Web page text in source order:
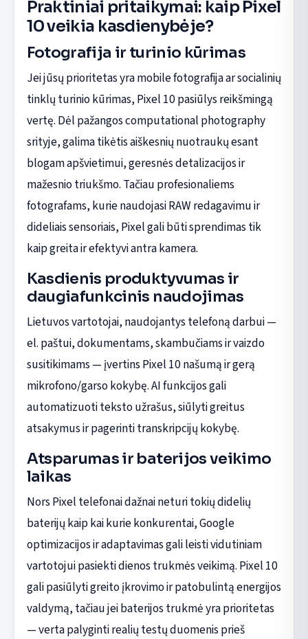
Praktiniai pritaikymai: kaip Pixel
10 veikia kasdienybėje?
Fotografija ir turinio kūrimas
Jei jūsų prioritetas yra mobile fotografija ar socialinių
tinklų turinio kūrimas, Pixel 10 pasiūlys reikšmingą
vertę. Dėl pažangos computational photography
srityje, galima tikėtis aiškesnių nuotraukų esant
blogam apšvietimui, geresnės detalizacijos ir
mažesnio triukšmo. Tačiau profesionaliems
fotografams, kurie naudojasi RAW redagavimu ir
dideliais sensoriais, Pixel gali būti sprendimas tik
kaip greita ir efektyvi antra kamera.
Kasdienis produktyvumas ir
daugiafunkcinis naudojimas
Lietuvos vartotojai, naudojantys telefoną darbui —
el. paštui, dokumentams, skambučiams ir vaizdo
susitikimams — įvertins Pixel 10 našumą ir gerą
mikrofono/garso kokybę. AI funkcijos gali
automatizuoti teksto užrašus, siūlyti greitus
atsakymus ir pagerinti transkripcijų kokybę.
Atsparumas ir baterijos veikimo
laikas
Nors Pixel telefonai dažnai neturi tokių didelių
baterijų kaip kai kurie konkurentai, Google
optimizacijos ir adaptavimas gali leisti vidutiniam
vartotojui pasiekti dienos trukmės veikimą. Pixel 10
gali pasiūlyti greito įkrovimo ir patobulintą energijos
valdymą, tačiau jei baterijos trukmė yra prioritetas
— verta palyginti realių testų duomenis prieš